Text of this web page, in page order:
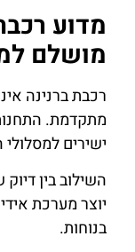
מדוע
מושלם
רכבת ברנינה
מתקדמת.
ישירים למסלולי
השילוב בין
יוצר מערכת
בנוחות.